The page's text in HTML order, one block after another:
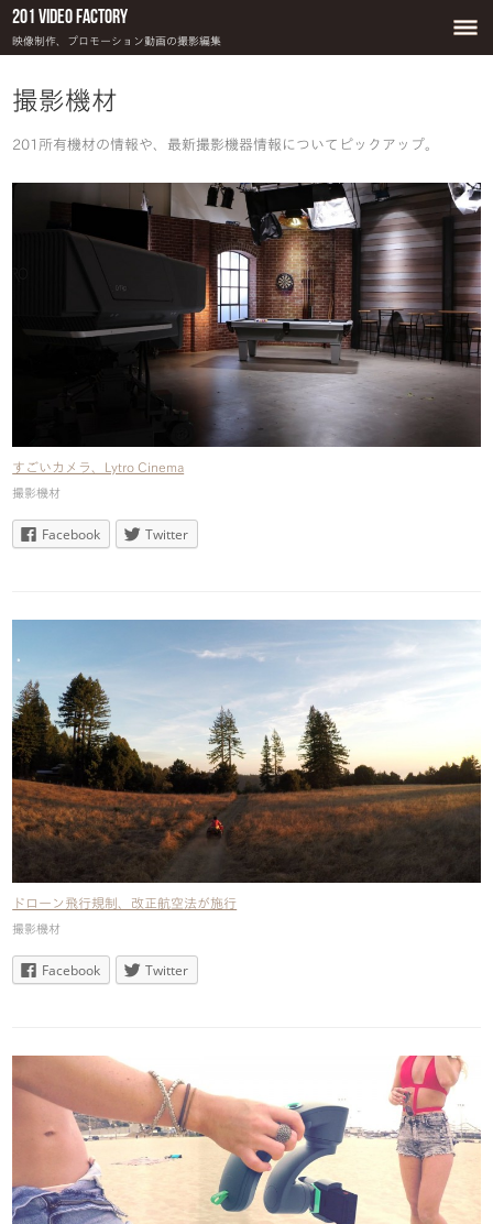
201 Video Factory
映像制作、プロモーション動画の撮影編集
撮影機材
201所有機材の情報や、最新撮影機器情報についてピックアップ。
すごいカメラ、Lytro Cinema
撮影機材
Facebook Twitter
ドローン飛行規制、改正航空法が施行
撮影機材
Facebook Twitter